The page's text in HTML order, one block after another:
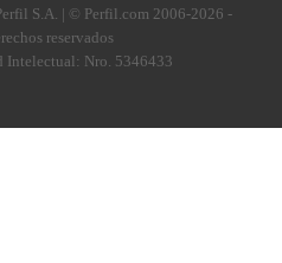
S.A. | © Perfil.com 2006-2026 -
reservados
Intelectual: Nro. 5346433